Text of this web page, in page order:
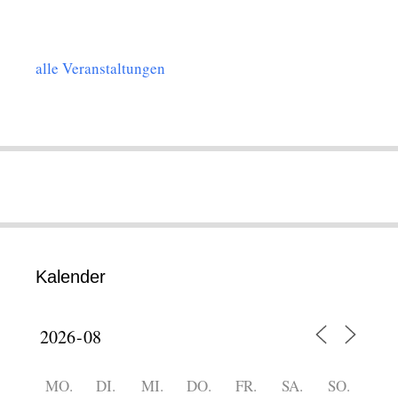
alle Veranstaltungen
Kalender
MO. DI. MI. DO. FR. SA. SO.